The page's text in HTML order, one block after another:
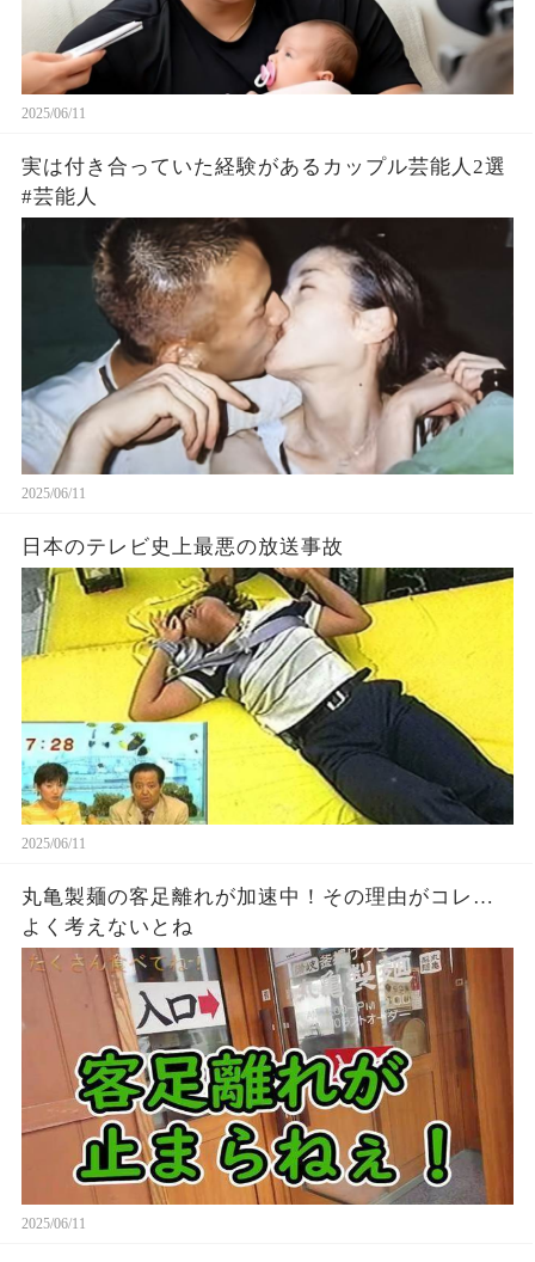
2025/06/11
実は付き合っていた経験があるカップル芸能人2選
#芸能人
2025/06/11
日本のテレビ史上最悪の放送事故
2025/06/11
丸亀製麺の客足離れが加速中！その理由がコレ…
よく考えないとね
2025/06/11